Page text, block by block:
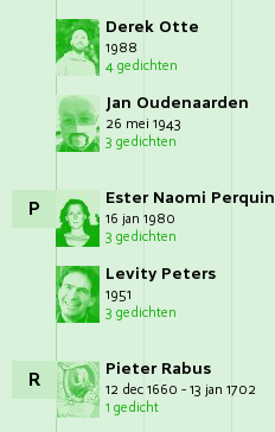
Derek Otte
1988
4 gedichten
Jan Oudenaarden
26 mei 1943
3 gedichten
P Ester Naomi Perquin
16 jan 1980
3 gedichten
Levity Peters
1951
3 gedichten
R Pieter Rabus
12 dec 1660 - 13 jan 1702
1 gedicht